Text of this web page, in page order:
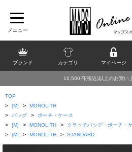
ブランド カテゴリ マイページ
16,500円(税込)以上のお買い
TOP
> [M] > MONOLITH
> バッグ > ポーチ・ケース
> [M] > MONOLITH > クラッチバッグ・ポーチ・
> [M] > MONOLITH > STANDARD